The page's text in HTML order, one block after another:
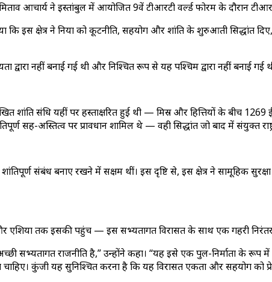
आचार्य ने इस्तांबुल में आयोजित 9वें टीआरटी वर्ल्ड फोरम के दौरान
इस क्षेत्र ने दुनिया को कूटनीति, सहयोग और शांति के शुरुआती सिद्धांत
नहीं बनाई गई थी और निश्चित रूप से यह पश्चिम द्वारा नहीं बनाई गई
शांति संधि यहीं पर हस्ताक्षरित हुई थी — मिस्र और हित्तियों के बीच
सह-अस्तित्व पर प्रावधान शामिल थे — वही सिद्धांत जो बाद में संयुक्त
संबंध बनाए रखने में सक्षम थीं। इस दृष्टि से, इस क्षेत्र ने सामूहिक
तक इसकी पहुंच — इस सभ्यतागत विरासत के साथ एक गहरी
सभ्यतागत राजनीति है,” उन्होंने कहा। “यह इसे एक पुल-निर्माता के
कुंजी यह सुनिश्चित करना है कि यह विरासत एकता और सहयोग को